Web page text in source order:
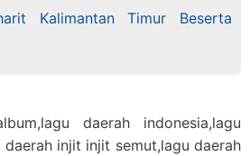
Kalimantan Timur Beserta
daerah indonesia,lagu
injit injit semut,lagu daerah